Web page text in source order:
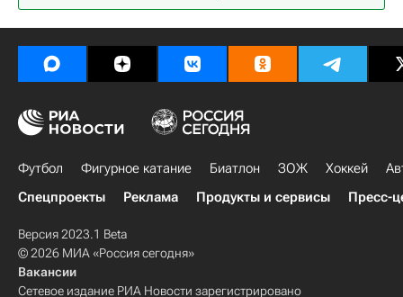
Футбол Фигурное катание Биатлон ЗОЖ Хоккей
Спецпроекты
Реклама Продукты и сервисы Пресс-
Версия 2023.1 Beta
© 2026 МИА «Россия сегодня»
Вакансии
Сетевое издание РИА Новости зарегистрировано